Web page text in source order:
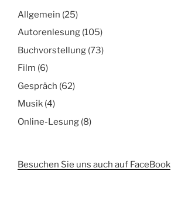
Allgemein (25)
Autorenlesung (105)
Buchvorstellung (73)
Film (6)
Gespräch (62)
Musik (4)
Online-Lesung (8)
Besuchen Sie uns auch auf FaceBook